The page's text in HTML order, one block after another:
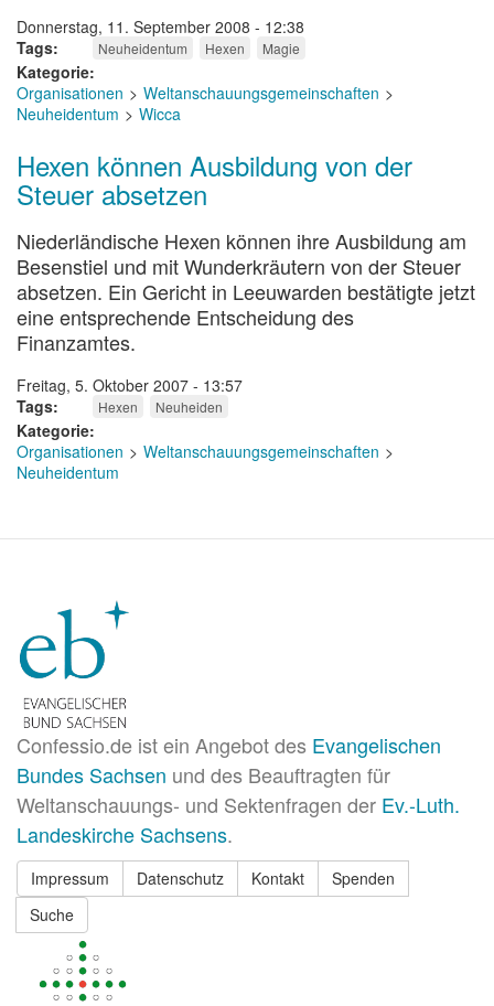
Donnerstag, 11. September 2008 - 12:38
Tags
Neuheidentum Hexen Magie
Kategorie
Organisationen
Weltanschauungsgemeinschaften
Neuheidentum
Wicca
Hexen können Ausbildung von der
Steuer absetzen
Niederländische Hexen können ihre Ausbildung am
Besenstiel und mit Wunderkräutern von der Steuer
absetzen. Ein Gericht in Leeuwarden bestätigte jetzt
eine entsprechende Entscheidung des
Finanzamtes.
Freitag, 5. Oktober 2007 - 13:57
Tags
Hexen Neuheiden
Kategorie
Organisationen
Weltanschauungsgemeinschaften
Neuheidentum
Confessio.de ist ein Angebot des Evangelischen
Bundes Sachsen und des Beauftragten für
Weltanschauungs- und Sektenfragen der Ev.-Luth.
Landeskirche Sachsens.
Impressum Datenschutz Kontakt
Spenden
Suche